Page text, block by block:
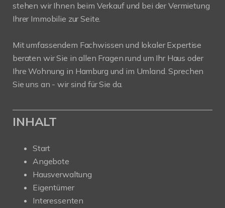
stehen wir Ihnen beim Verkauf und bei der Vermietung
Ihrer Immobilie zur Seite.
Mit umfassendem Fachwissen und lokaler Expertise
beraten wir Sie in allen Fragen rund um Ihr Haus oder
Ihre Wohnung in Hamburg und im Umland. Sprechen
Sie uns an - wir sind für Sie da.
INHALT
Start
Angebote
Hausverwaltung
Eigentümer
Interessenten